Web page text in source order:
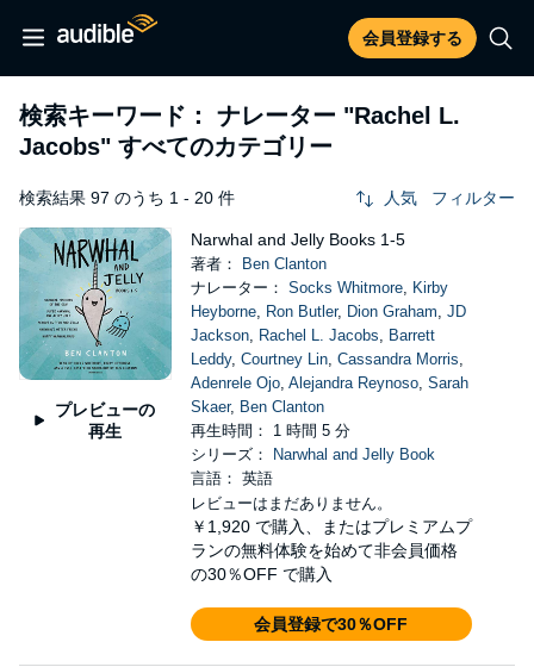
会員登録する
検索キーワード： ナレーター "Rachel L.
Jacobs" すべてのカテゴリー
検索結果 97 のうち 1 - 20 件 人気 フィルター
プレビューの
再生
Narwhal and Jelly Books 1-5
著者：
Ben Clanton
ナレーター： Socks Whitmore, Kirby
Heyborne, Ron Butler, Dion Graham, JD
Jackson, Rachel L. Jacobs, Barrett
Leddy, Courtney Lin, Cassandra Morris,
Adenrele Ojo, Alejandra Reynoso, Sarah
Skaer, Ben Clanton
再生時間： 1 時間 5 分
シリーズ：
Narwhal and Jelly Book
言語： 英語
レビューはまだありません。
￥1,920 で購入、またはプレミアムプ
ランの無料体験を始めて非会員価格
の30％OFF で購入
会員登録で30％OFF